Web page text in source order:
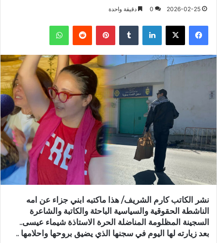
2026-02-25
0 دقيقة واحدة
فيسبوك X لينكدإن بينتيريست واتساب
نشر الكاتب كارم الشريف/ هذا ماكتبه ابني جزاء عن امه
الناشطة الحقوقية والسياسية الباحثة والكاتبة والشاعرة
السجينة المظلومة المناضلة الحرة الاستاذة شيماء عيسى..
بعد زيارته لها اليوم في سجنها الذي يضيق بروحها واحلامها ..